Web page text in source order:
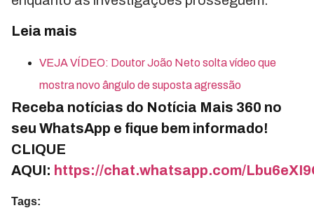
Leia mais
VEJA VÍDEO: Doutor João Neto solta vídeo que
mostra novo ângulo de suposta agressão
Receba notícias do Notícia Mais 360 no
seu WhatsApp e fique bem informado!
CLIQUE
AQUI: https://chat.whatsapp.com/
Tags: